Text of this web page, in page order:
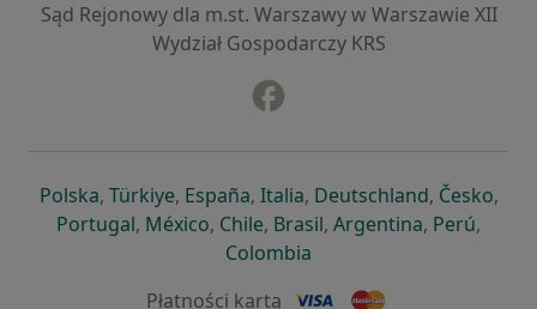
Sąd Rejonowy dla m.st. Warszawy w Warszawie XII
Wydział Gospodarczy KRS
Polskaotwiera się w nowej karcie
, Türkiyeotwiera się w nowej karcie
, Españaotwiera się w nowej karcie
, Italiaotwiera się w nowej
, Deutschlandotwiera się
, Česko,
Portugalotwiera się w nowej karcie
, Méxicootwiera się w nowej karcie
, Chileotwiera się w nowej karcie
, Brasilotwiera się w nowej
, Argentinaotwiera się
, Perú,
Colombia
Płatności kartą